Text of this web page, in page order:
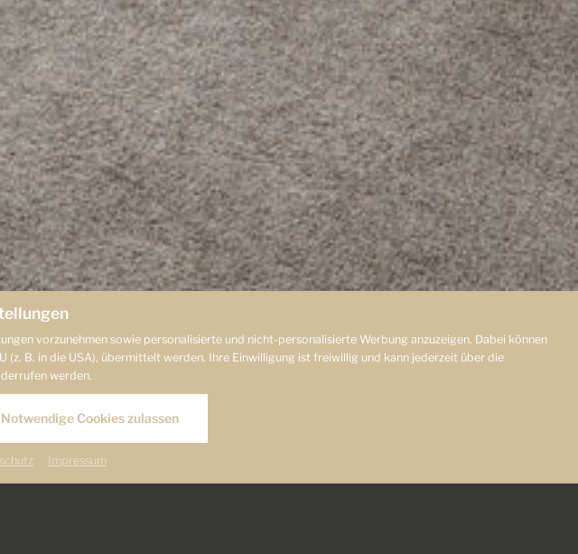
vorzunehmen sowie personalisierte und nicht-personalisierte Werbung anzuzeigen. Dabei können
B. in die USA), übermittelt werden. Ihre Einwilligung ist freiwillig und kann jederzeit über die
werden.
Notwendige Cookies zulassen
Impressum
Beck